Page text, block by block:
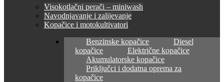
Visokotlačni perači – miniwash
Navodnjavanje i zalijevanje
Kopačice i motokultivatori
Benzinske kopačice
Diesel
kopačice
Električne kopačice
Akumulatorske kopačice
Priključci i dodatna oprema za
kopačice